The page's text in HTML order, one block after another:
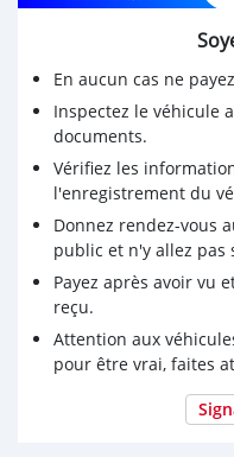
En aucun cas ne
Inspectez le véhicule
documents.
Vérifiez les
l'enregistrement du
Donnez rendez-vous
public et n'y allez pas
Payez après avoir vu
reçu.
Attention aux
pour être vrai, faites